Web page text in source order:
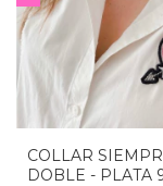
COLLAR
DOBLE - PLATA